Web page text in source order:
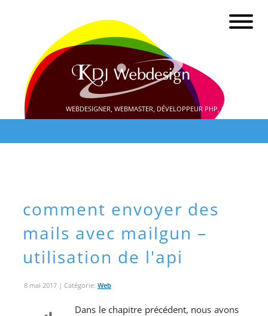
WEBDESIGNER, WEBMASTER, DÉVELOPPEUR PHP, SEO
comment envoyer des
mails avec mailgun –
utilisation de l'api
8 mai 2017 | Catégorie: Web
Dans le chapitre précédent, nous avons